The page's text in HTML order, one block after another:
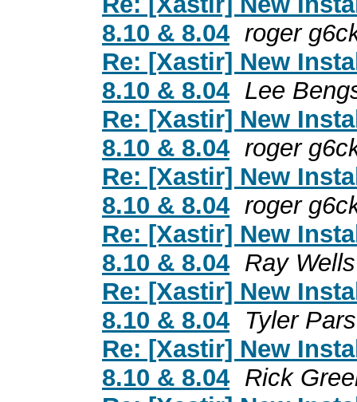
8.10 & 8.04 roger
Re: [Xastir] New
8.10 & 8.04 Lee
Re: [Xastir] New
8.10 & 8.04 roger
Re: [Xastir] New
8.10 & 8.04 roger
Re: [Xastir] New
8.10 & 8.04 Ray Wells
Re: [Xastir] New
8.10 & 8.04
Tyler
Re: [Xastir] New
8.10 & 8.04 Rick